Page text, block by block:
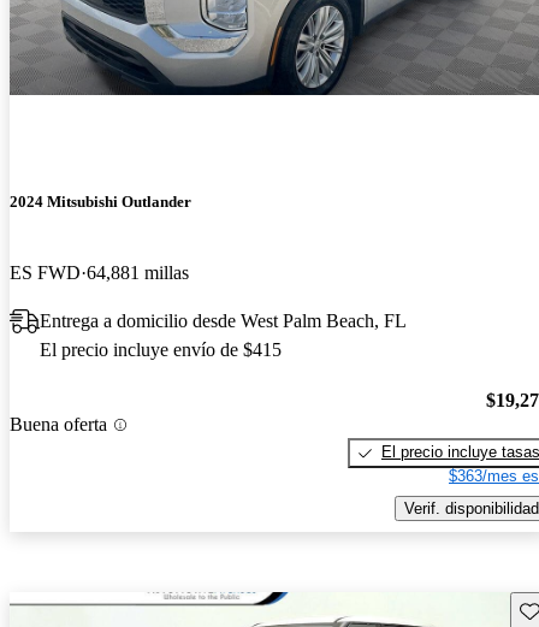
2024 Mitsubishi Outlander
ES FWD 64,881 millas
Entrega a domicilio desde West Palm Beach, FL
El precio incluye envío de $415
Buena oferta
El precio incluye tasas
$363/mes
Verif. disponibilidad